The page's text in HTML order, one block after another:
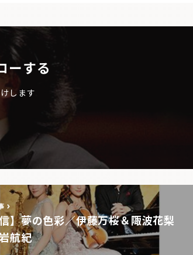
ーする
します
信】夢の色彩／伊藤万桜＆陬波花梨
航紀